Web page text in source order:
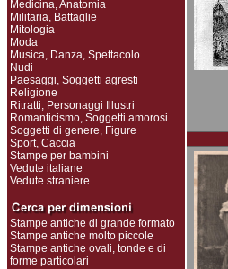
Medicina, Anatomia
Militaria, Battaglie
Mitologia
Moda
Musica, Danza, Spettacolo
Nudi
Paesaggi, Soggetti agresti
Religione
Ritratti, Personaggi Illustri
Romanticismo, Soggetti amorosi
Soggetti di genere, Figure
Sport, Caccia
Stampe per bambini
Vedute italiane
Vedute straniere
Stampe antiche di grande formato
Stampe antiche molto piccole
Stampe antiche ovali, tonde e di
forme particolari